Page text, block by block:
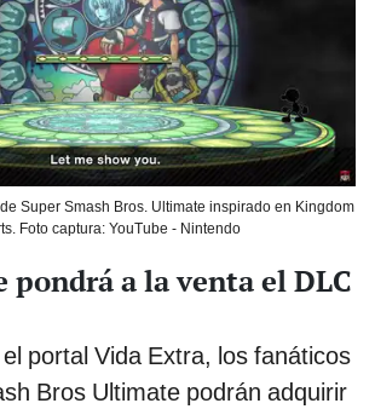
Super Smash Bros. Ultimate inspirado en Kingdom
Foto captura: YouTube - Nintendo
pondrá a la venta el DLC
portal Vida Extra, los fanáticos
Bros Ultimate podrán adquirir